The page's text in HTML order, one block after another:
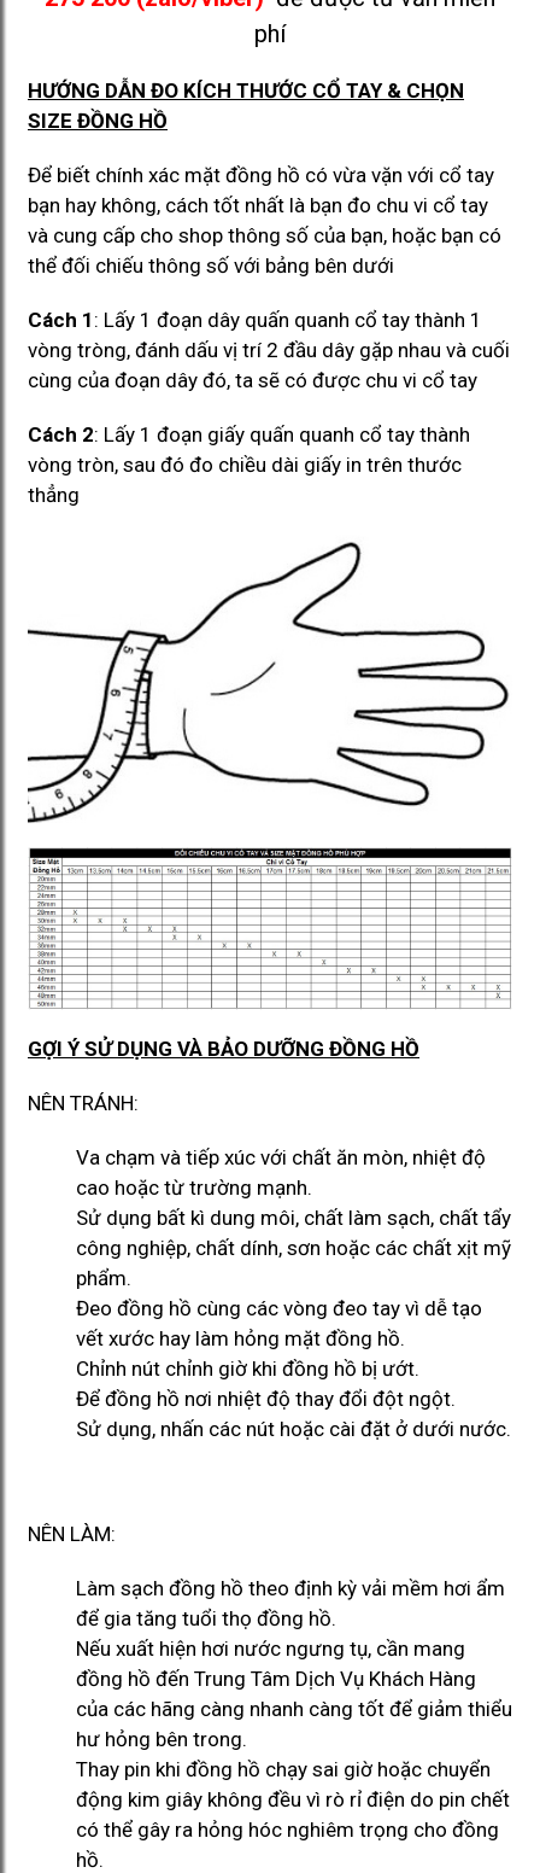
phí
HƯỚNG DẪN ĐO KÍCH THƯỚC CỔ TAY & CHỌN
SIZE ĐỒNG HỒ
Để biết chính xác mặt đồng hồ có vừa vặn với cổ tay
bạn hay không, cách tốt nhất là bạn đo chu vi cổ tay
và cung cấp cho shop thông số của bạn, hoặc bạn có
thể đối chiếu thông số với bảng bên dưới
Cách 1 : Lấy 1 đoạn dây quấn quanh cổ tay thành 1
vòng tròng, đánh dấu vị trí 2 đầu dây gặp nhau và cuối
cùng của đoạn dây đó, ta sẽ có được chu vi cổ tay
Cách 2: Lấy 1 đoạn giấy quấn quanh cổ tay thành
vòng tròn, sau đó đo chiều dài giấy in trên thước
thẳng
GỢI Ý SỬ DỤNG VÀ BẢO DƯỠNG ĐỒNG HỒ
NÊN TRÁNH:
Va chạm và tiếp xúc với chất ăn mòn, nhiệt độ
cao hoặc từ trường mạnh.
Sử dụng bất kì dung môi, chất làm sạch, chất tẩy
công nghiệp, chất dính, sơn hoặc các chất xịt mỹ
phẩm.
Đeo đồng hồ cùng các vòng đeo tay vì dễ tạo
vết xước hay làm hỏng mặt đồng hồ.
Chỉnh nút chỉnh giờ khi đồng hồ bị ướt.
Để đồng hồ nơi nhiệt độ thay đổi đột ngột.
Sử dụng, nhấn các nút hoặc cài đặt ở dưới nước.
NÊN LÀM:
Làm sạch đồng hồ theo định kỳ vải mềm hơi ẩm
để gia tăng tuổi thọ đồng hồ.
Nếu xuất hiện hơi nước ngưng tụ, cần mang
đồng hồ đến Trung Tâm Dịch Vụ Khách Hàng
của các hãng càng nhanh càng tốt để giảm thiểu
hư hỏng bên trong.
Thay pin khi đồng hồ chạy sai giờ hoặc chuyển
động kim giây không đều vì rò rỉ điện do pin chết
có thể gây ra hỏng hóc nghiêm trọng cho đồng
hồ.